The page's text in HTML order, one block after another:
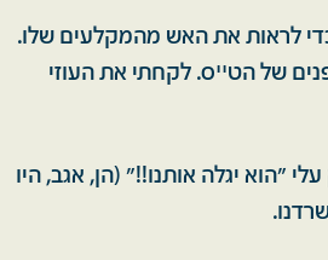
לראות את האש מהמקלעים שלו.
של הטײס. לקחתי את העוזי
"הוא יגלה אותנו!!" (הן, אגב, היו